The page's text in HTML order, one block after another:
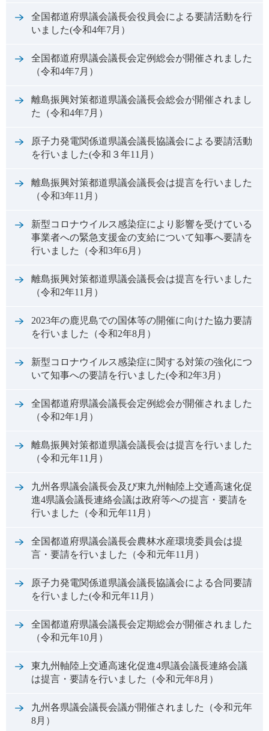
全国都道府県議会議長会役員会による要請活動を行
いました(令和4年7月）
全国都道府県議会議長会定例総会が開催されました
（令和4年7月）
離島振興対策都道県議会議長会総会が開催されまし
た（令和4年7月）
原子力発電関係道県議会議長協議会による要請活動
を行いました(令和３年11月）
離島振興対策都道県議会議長会は提言を行いました
（令和3年11月）
新型コロナウイルス感染症により影響を受けている
事業者への緊急支援金の支給について知事へ要請を
行いました（令和3年6月）
離島振興対策都道県議会議長会は提言を行いました
（令和2年11月）
2023年の鹿児島での国体等の開催に向けた協力要請
を行いました（令和2年8月）
新型コロナウイルス感染症に関する対策の強化につ
いて知事への要請を行いました(令和2年3月）
全国都道府県議会議長会定例総会が開催されました
（令和2年1月）
離島振興対策都道県議会議長会は提言を行いました
（令和元年11月）
九州各県議会議長会及び東九州軸陸上交通高速化促
進4県議会議長連絡会議は政府等への提言・要請を
行いました（令和元年11月）
全国都道府県議会議長会農林水産環境委員会は提
言・要請を行いました（令和元年11月）
原子力発電関係道県議会議長協議会による合同要請
を行いました(令和元年11月）
全国都道府県議会議長会定期総会が開催されました
（令和元年10月）
東九州軸陸上交通高速化促進4県議会議長連絡会議
は提言・要請を行いました（令和元年8月）
九州各県議会議長会議が開催されました（令和元年
8月）